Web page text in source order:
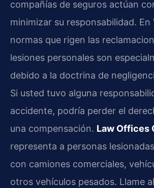
compañías de seguros actúan
minimizar su responsabilidad. En
normas que rigen las
lesiones personales son
debido a la doctrina de
Si usted tuvo alguna
accidente, podría perder el
una compensación. Law Offices
representa a personas
con camiones comerciales,
otros vehículos pesados. Llame